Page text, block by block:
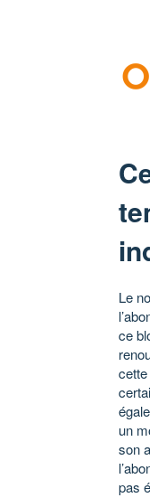
Le
ce
un
son
pas